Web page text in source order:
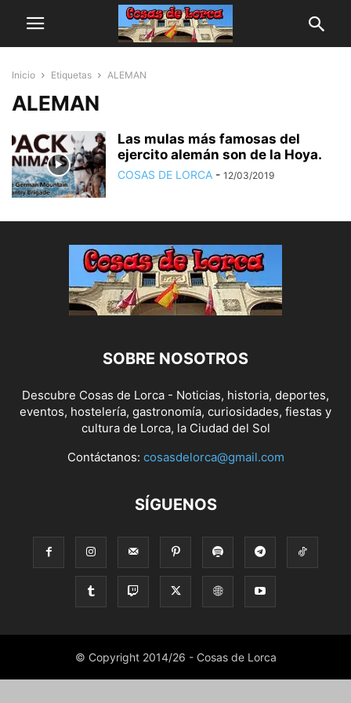
Inicio Etiquetas ALEMAN
ALEMAN
Las mulas más famosas del
ejercito alemán son de la Hoya.
COSAS DE LORCA - 12/03/2019
SOBRE NOSOTROS
Descubre Cosas de Lorca - Noticias, historia, deportes,
eventos, hostelería, gastronomía, curiosidades, fiestas y
cultura de Lorca, la Ciudad del Sol
Contáctanos: cosasdelorca@gmail.com
SÍGUENOS
© Copyright 2014/26 - Cosas de Lorca